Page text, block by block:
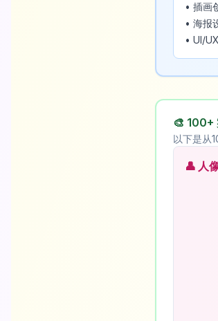
• 插画
• 海报
• UI/
🎨 100+
以下是从
👤 人